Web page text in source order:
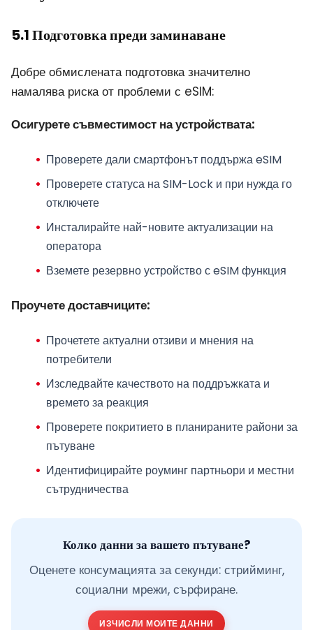
5.1 Подготовка преди заминаване
Добре обмислената подготовка значително
намалява риска от проблеми с eSIM:
Осигурете съвместимост на устройствата:
Проверете дали смартфонът поддържа eSIM
Проверете статуса на SIM-Lock и при нужда го
отключете
Инсталирайте най-новите актуализации на
оператора
Вземете резервно устройство с eSIM функция
Проучете доставчиците:
Прочетете актуални отзиви и мнения на
потребители
Изследвайте качеството на поддръжката и
времето за реакция
Проверете покритието в планираните райони за
пътуване
Идентифицирайте роуминг партньори и местни
сътрудничества
Колко данни за вашето пътуване?
Оценете консумацията за секунди: стрийминг,
социални мрежи, сърфиране.
ИЗЧИСЛИ МОИТЕ ДАННИ